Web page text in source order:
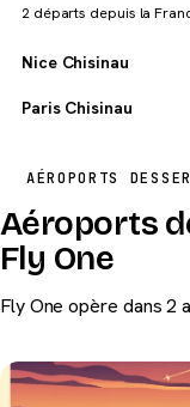
2 départs depuis la
Nice Chisinau
Paris Chisinau
AÉROPORTS
Aéroports
Fly One
Fly One opère dans 2